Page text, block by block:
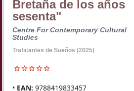
Bretaña de los años
sesenta"
Centre For Contemporary Cultural
Studies
Traficantes de Sueños (2025)
EAN: 9788419833457